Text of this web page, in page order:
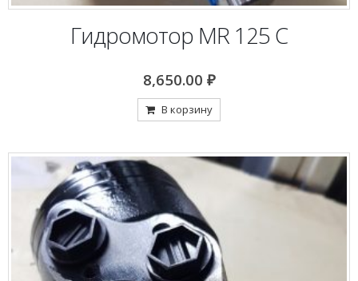
Гидромотор MR 125 С
8,650.00 ₽
В корзину